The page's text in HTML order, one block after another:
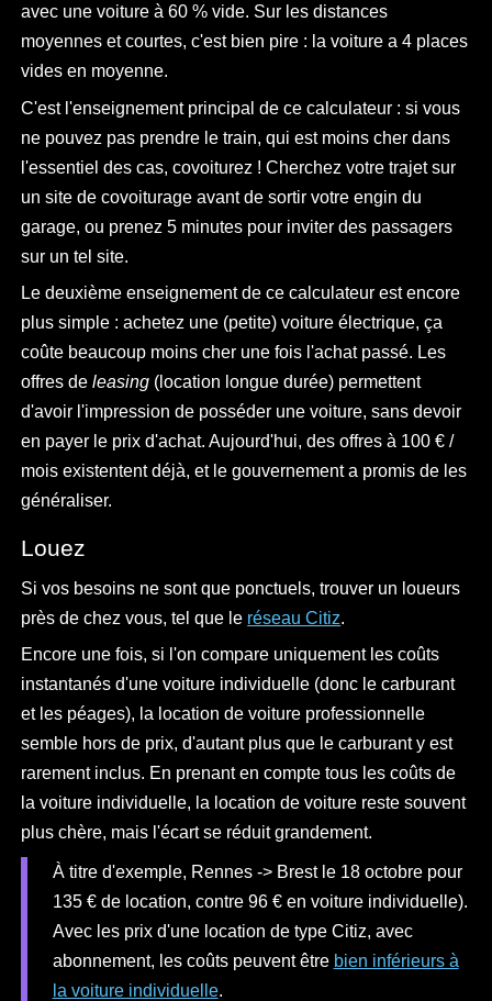
avec une voiture à 60 % vide. Sur les distances
moyennes et courtes, c'est bien pire : la voiture a 4 places
vides en moyenne.
C'est l'enseignement principal de ce calculateur : si vous
ne pouvez pas prendre le train, qui est moins cher dans
l'essentiel des cas, covoiturez ! Cherchez votre trajet sur
un site de covoiturage avant de sortir votre engin du
garage, ou prenez 5 minutes pour inviter des passagers
sur un tel site.
Le deuxième enseignement de ce calculateur est encore
plus simple : achetez une (petite) voiture électrique, ça
coûte beaucoup moins cher une fois l'achat passé. Les
offres deleasing (location longue durée) permettent
d'avoir l'impression de posséder une voiture, sans devoir
en payer le prix d'achat. Aujourd'hui, des offres à 100 € /
mois existentent déjà, et le gouvernement a promis de les
généraliser.
Louez
Si vos besoins ne sont que ponctuels, trouver un loueurs
près de chez vous, tel que le réseau Citiz.
Encore une fois, si l'on compare uniquement les coûts
instantanés d'une voiture individuelle (donc le carburant
et les péages), la location de voiture professionnelle
semble hors de prix, d'autant plus que le carburant y est
rarement inclus. En prenant en compte tous les coûts de
la voiture individuelle, la location de voiture reste souvent
plus chère, mais l'écart se réduit grandement.
À titre d'exemple, Rennes -> Brest le 18 octobre pour
135 € de location, contre 96 € en voiture individuelle).
Avec les prix d'une location de type Citiz, avec
abonnement, les coûts peuvent être bien inférieurs à
la voiture individuelle.